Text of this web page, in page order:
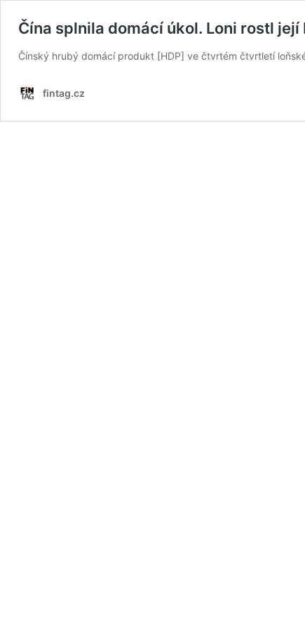
Čína splnila domácí úkol. Loni rostl
Čínský hrubý domácí produkt [HDP] ve čtvrtém čtvrtletí
fintag.cz